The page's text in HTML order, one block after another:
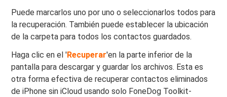
Puede marcarlos uno por uno o seleccionarlos todos para
la recuperación. También puede establecer la ubicación
de la carpeta para todos los contactos guardados.
Haga clic en el 'Recuperar'en la parte inferior de la
pantalla para descargar y guardar los archivos. Esta es
otra forma efectiva de recuperar contactos eliminados
de iPhone sin iCloud usando solo FoneDog Toolkit-